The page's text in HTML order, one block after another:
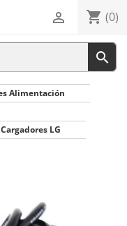
shopping_cart (0)


Alimentación
Cargadores LG